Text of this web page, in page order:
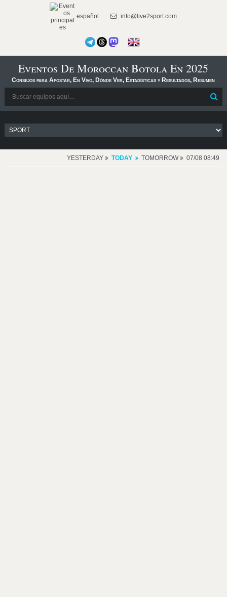
español info@live2sport.com
Eventos De Moroccan Botola En 2025
Consejos para Apostar, En Vivo, Dónde Ver, Estadísticas y Resultados, Resumen
YESTERDAY TODAY TOMORROW 07/08 08:49